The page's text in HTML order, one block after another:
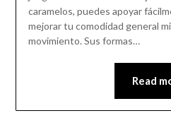
caramelos, puedes apoyar
mejorar tu comodidad general
movimiento. Sus formas…
Read